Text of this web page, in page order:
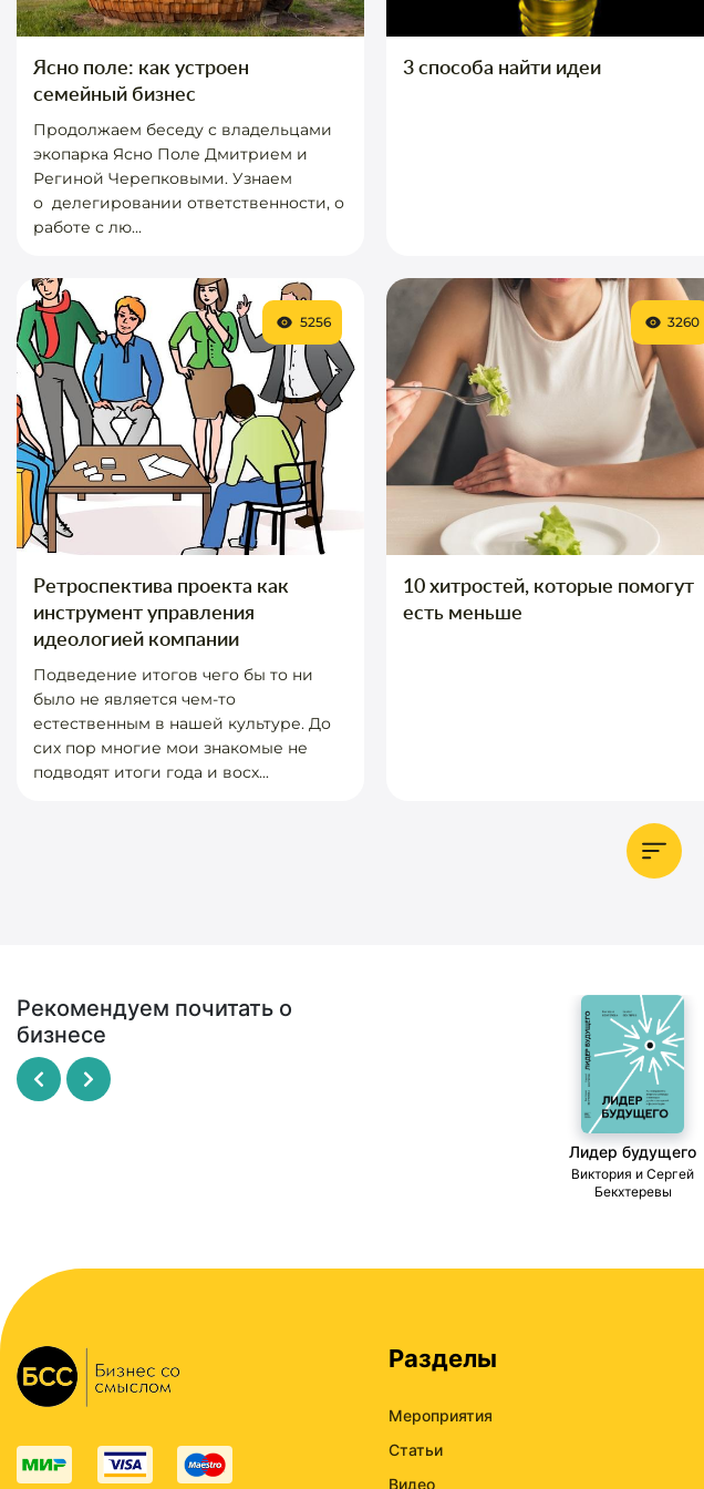
Ясно поле: как устроен
семейный бизнес
Продолжаем беседу с владельцами
экопарка Ясно Поле Дмитрием и
Региной Черепковыми. Узнаем
о делегировании ответственности, о
работе с лю...
3 способа найти идеи
Ретроспектива проекта как
инструмент управления
идеологией компании
Подведение итогов чего бы то ни
было не является чем-то
естественным в нашей культуре. До
сих пор многие мои знакомые не
подводят итоги года и восх...
5256
10 хитростей, которые помогут
есть меньше
3260
Рекомендуем почитать о
бизнесе
Лидер будущего
Виктория и Сергей
Бекхтеревы
Разделы
Мероприятия
Статьи
Видео